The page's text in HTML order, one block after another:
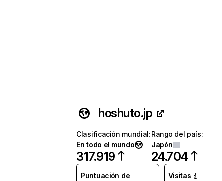
hoshuto.jp
Clasificación mundial:
En todo el mundo
317.919
Rango del país:
Japón
24.704
Puntuación de
Visitas